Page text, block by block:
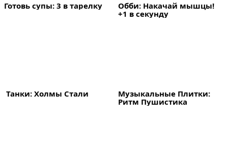
Готовь супы: 3 в тарелку
Обби: Накачай мышцы!
+1 в секунду
Танки: Холмы Стали
Музыкальные Плитки:
Ритм Пушистика